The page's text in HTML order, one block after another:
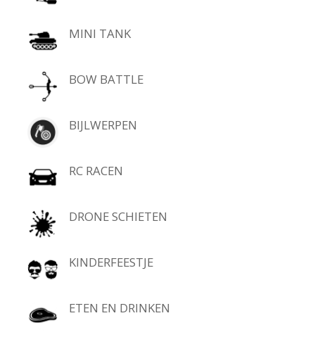
MINI TANK
BOW BATTLE
BIJLWERPEN
RC RACEN
DRONE SCHIETEN
KINDERFEESTJE
ETEN EN DRINKEN